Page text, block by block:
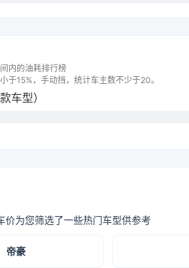
内的油耗排行榜
于15%，手动挡，统计车主数不少于20。
车型）
价为您筛选了一些热门车型供参考
帝豪